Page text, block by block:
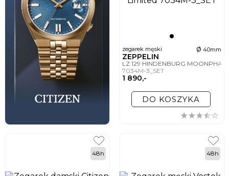
zegarek męski ø 40mm
ZEPPELIN
LZ 129 HINDENBURG
7034M-3_SET
1 890,-
DO KOSZYKA
48h 48h